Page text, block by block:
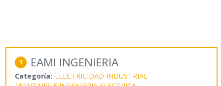
1 EAMI INGENIERIA
Categoría: ELECTRICIDAD INDUSTRIAL